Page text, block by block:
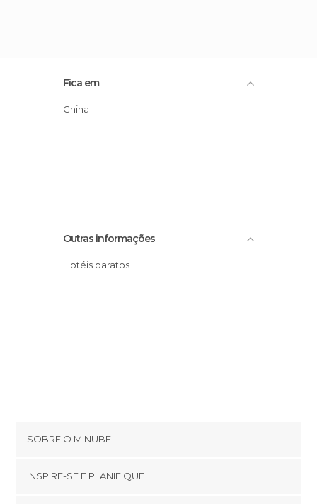
Fica em
China
Outras informações
Hotéis baratos
SOBRE O MINUBE
INSPIRE-SE E PLANIFIQUE